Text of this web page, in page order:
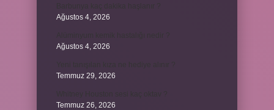
Ağustos 4, 2026
Ağustos 4, 2026
Temmuz 29, 2026
Temmuz 26, 2026